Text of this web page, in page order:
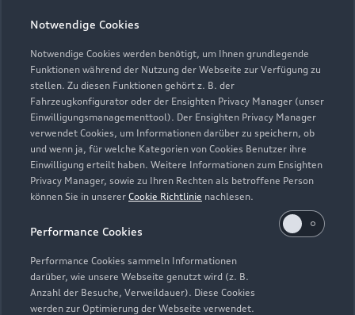
Notwendige Cookies
Notwendige Cookies werden benötigt, um Ihnen grundlegende
Funktionen während der Nutzung der Webseite zur Verfügung zu
stellen. Zu diesen Funktionen gehört z. B. der
Fahrzeugkonfigurator oder der Ensighten Privacy Manager (unser
Einwilligungsmanagementtool). Der Ensighten Privacy Manager
verwendet Cookies, um Informationen darüber zu speichern, ob
und wenn ja, für welche Kategorien von Cookies Benutzer ihre
Einwilligung erteilt haben. Weitere Informationen zum Ensighten
Privacy Manager, sowie zu Ihren Rechten als betroffene Person
können Sie in unserer Cookie Richtlinie nachlesen.
Performance Cookies
Performance Cookies sammeln Informationen
darüber, wie unsere Webseite genutzt wird (z. B.
Anzahl der Besuche, Verweildauer). Diese Cookies
werden zur Optimierung der Webseite verwendet.
Autohaus Ost GmbH
Servicepartner e-tron